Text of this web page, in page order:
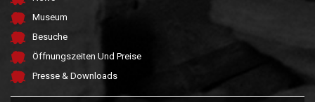
Museum
Besuche
Öffnungszeiten Und Preise
Presse & Downloads